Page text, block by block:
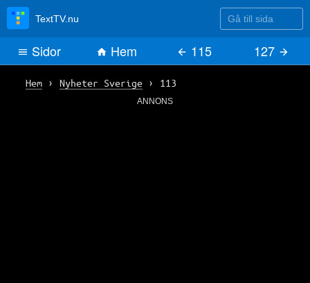
Hem› Nyheter Sverige› 113
ANNONS
TextTV.nu Gå till sida
Sidor Hem 115 127